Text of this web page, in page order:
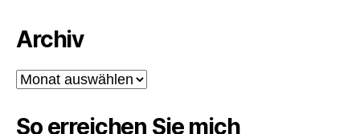
Archiv
Archiv
So erreichen Sie mich